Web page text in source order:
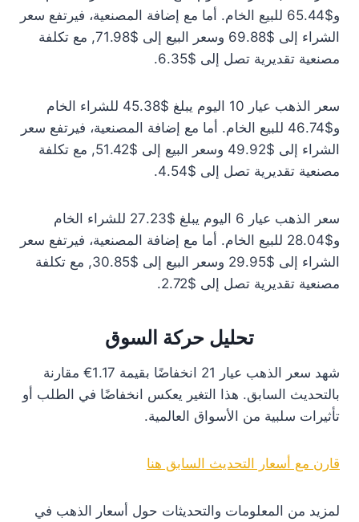
و$65.44 للبيع الخام. أما مع إضافة المصنعية، فيرتفع سعر
الشراء إلى $69.88 وسعر البيع إلى $71.98, مع تكلفة
مصنعية تقديرية تصل إلى $6.35.
سعر الذهب عيار 10 اليوم يبلغ $45.38 للشراء الخام
و$46.74 للبيع الخام. أما مع إضافة المصنعية، فيرتفع سعر
الشراء إلى $49.92 وسعر البيع إلى $51.42, مع تكلفة
مصنعية تقديرية تصل إلى $4.54.
سعر الذهب عيار 6 اليوم يبلغ $27.23 للشراء الخام
و$28.04 للبيع الخام. أما مع إضافة المصنعية، فيرتفع سعر
الشراء إلى $29.95 وسعر البيع إلى $30.85, مع تكلفة
مصنعية تقديرية تصل إلى $2.72.
تحليل حركة السوق
شهد سعر الذهب عيار 21 انخفاضًا بقيمة 1.17€ مقارنة
بالتحديث السابق. هذا التغير يعكس انخفاضًا في الطلب أو
تأثيرات سلبية من الأسواق العالمية.
قارن مع أسعار التحديث السابق هنا
لمزيد من المعلومات والتحديثات حول أسعار الذهب في